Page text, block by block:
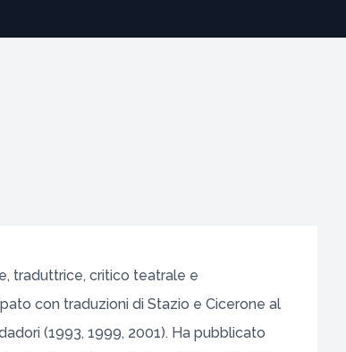
traduttrice, critico teatrale e
con traduzioni di Stazio e Cicerone al
(1993, 1999, 2001). Ha pubblicato